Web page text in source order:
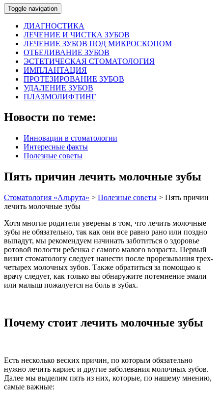
Toggle navigation
ДИАГНОСТИКА
ЛЕЧЕНИЕ И ЧИСТКА ЗУБОВ
ЛЕЧЕНИЕ ЗУБОВ ПОД МИКРОСКОПОМ
ОТБЕЛИВАНИЕ ЗУБОВ
ЭСТЕТИЧЕСКАЯ СТОМАТОЛОГИЯ
ИМПЛАНТАЦИЯ
ПРОТЕЗИРОВАНИЕ ЗУБОВ
УДАЛЕНИЕ ЗУБОВ
ПЛАЗМОЛИФТИНГ
Новости по теме:
Инновации в стоматологии
Интересные факты
Полезные советы
Пять причин лечить молочные зубы
Стоматология «Альрута» > Полезные советы > Пять причин
лечить молочные зубы
Хотя многие родители уверены в том, что лечить молочные
зубы не обязательно, так как они все равно рано или поздно
выпадут, мы рекомендуем начинать заботиться о здоровье
ротовой полости ребенка с самого малого возраста. Первый
визит стоматологу следует нанести после прорезывания трех-
четырех молочных зубов. Также обратиться за помощью к
врачу следует, как только вы обнаружите потемнение эмали
или малыш пожалуется на боль в зубах.
Почему стоит лечить молочные зубы
Есть несколько веских причин, по которым обязательно
нужно лечить кариес и другие заболевания молочных зубов.
Далее мы выделим пять из них, которые, по нашему мнению,
самые важные: